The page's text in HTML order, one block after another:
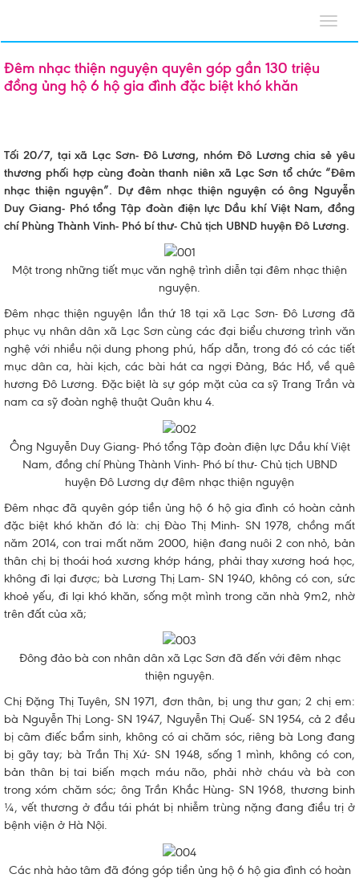
Đêm nhạc thiện nguyện quyên góp gần 130 triệu
đồng ủng hộ 6 hộ gia đình đặc biệt khó khăn
Tối 20/7, tại xã Lạc Sơn- Đô Lương, nhóm Đô Lương chia sẻ yêu
thương phối hợp cùng đoàn thanh niên xã Lạc Sơn tổ chức “Đêm
nhạc thiện nguyện”. Dự đêm nhạc thiện nguyện có ông Nguyễn
Duy Giang- Phó tổng Tập đoàn điện lực Dầu khí Việt Nam, đồng
chí Phùng Thành Vinh- Phó bí thư- Chủ tịch UBND huyện Đô Lương.
Một trong những tiết mục văn nghệ trình diễn tại đêm nhạc thiện
nguyện.
Đêm nhạc thiện nguyện lần thứ 18 tại xã Lạc Sơn- Đô Lương đã
phục vụ nhân dân xã Lạc Sơn cùng các đại biểu chương trình văn
nghệ với nhiều nội dung phong phú, hấp dẫn, trong đó có các tiết
mục dân ca, hài kịch, các bài hát ca ngợi Đảng, Bác Hồ, về quê
hương Đô Lương. Đặc biệt là sự góp mặt của ca sỹ Trang Trần và
nam ca sỹ đoàn nghệ thuật Quân khu 4.
Ông Nguyễn Duy Giang- Phó tổng Tập đoàn điện lực Dầu khí Việt
Nam, đồng chí Phùng Thành Vinh- Phó bí thư- Chủ tịch UBND
huyện Đô Lương dự đêm nhạc thiện nguyện
Đêm nhạc đã quyên góp tiền ủng hộ 6 hộ gia đình có hoàn cảnh
đặc biệt khó khăn đó là: chị Đào Thị Minh- SN 1978, chồng mất
năm 2014, con trai mất năm 2000, hiện đang nuôi 2 con nhỏ, bản
thân chị bị thoái hoá xương khớp háng, phải thay xương hoá học,
không đi lại được; bà Lương Thị Lam- SN 1940, không có con, sức
khoẻ yếu, đi lại khó khăn, sống một mình trong căn nhà 9m2, nhờ
trên đất của xã;
Đông đảo bà con nhân dân xã Lạc Sơn đã đến với đêm nhạc
thiện nguyện.
Chị Đặng Thị Tuyên, SN 1971, đơn thân, bị ung thư gan; 2 chị em:
bà Nguyễn Thị Long- SN 1947, Nguyễn Thị Quế- SN 1954, cả 2 đều
bị câm điếc bẩm sinh, không có ai chăm sóc, riêng bà Long đang
bị gãy tay; bà Trần Thị Xứ- SN 1948, sống 1 mình, không có con,
bản thân bị tai biến mạch máu não, phải nhờ cháu và bà con
trong xóm chăm sóc; ông Trần Khắc Hùng- SN 1968, thương binh
¼, vết thương ở đầu tái phát bị nhiễm trùng nặng đang điều trị ở
bệnh viện ở Hà Nội.
Các nhà hảo tâm đã đóng góp tiền ủng hộ 6 hộ gia đình có hoàn